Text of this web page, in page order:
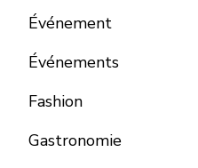
Événement
Événements
Fashion
Gastronomie